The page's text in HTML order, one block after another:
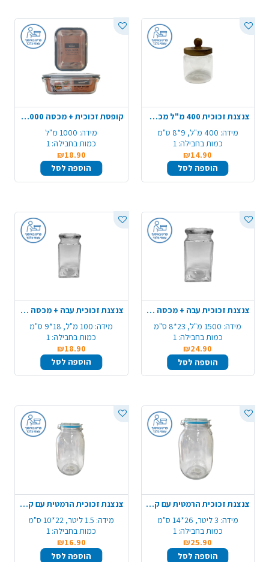
צנצנת זכוכית 400 מ"ל מכסה במבוק
מידה: 400 מ"ל, 9*8 ס"מ
כמות בחבילה: 1
₪14.90
הוספה לסל
קופסת זכוכית + מכסה 1000 מ"ל
מידה: 1000 מ"ל
כמות בחבילה: 1
₪18.90
הוספה לסל
צנצנת זכוכית עבה + מכסה 1500 מ"ל
מידה: 1500 מ"ל, 23*8 ס"מ
כמות בחבילה: 1
₪24.90
הוספה לסל
צנצנת זכוכית עבה + מכסה 1000 מ"ל
מידה: 100 מ"ל, 18*9 ס"מ
כמות בחבילה: 1
₪18.90
הוספה לסל
צנצנת זכוכית הרמטית עם קליפס 3 ליטר
מידה: 3 ליטר, 26*14 ס"מ
כמות בחבילה: 1
₪25.90
הוספה לסל
צנצנת זכוכית הרמטית עם קליפס 1.5 ליטר
מידה: 1.5 ליטר, 22*10 ס"מ
כמות בחבילה: 1
₪16.90
הוספה לסל